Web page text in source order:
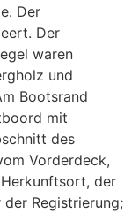
Der
Der
waren
und
Bootsrand
mit
des
Vorderdeck,
der
der Registrierung;